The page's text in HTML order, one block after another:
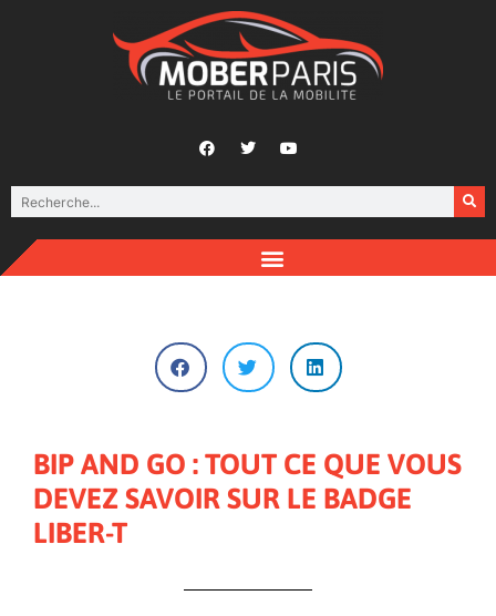
BIP AND GO : TOUT CE QUE VOUS
DEVEZ SAVOIR SUR LE BADGE
LIBER-T